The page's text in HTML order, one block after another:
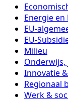
Energie
EU-
EU-
Milieu
Innovatie
Regionaal
Werk &